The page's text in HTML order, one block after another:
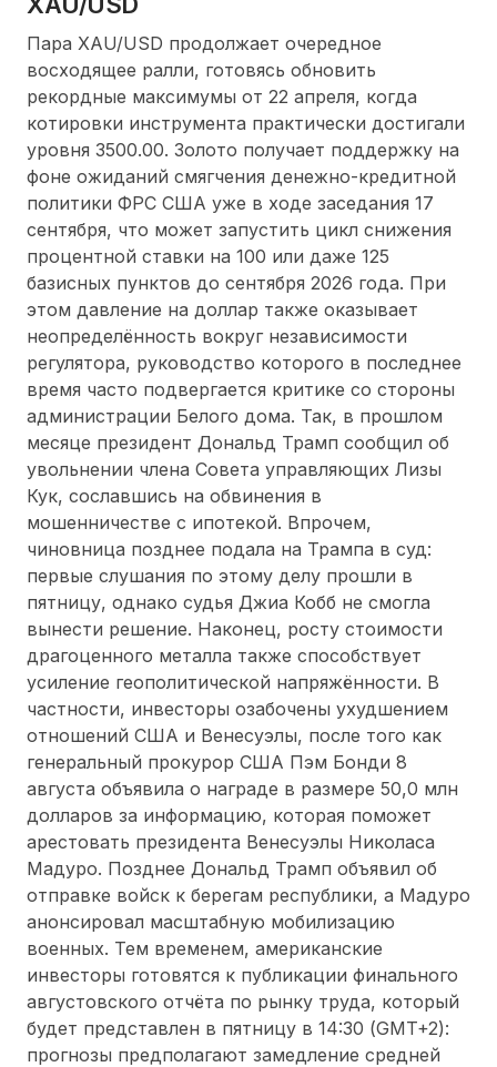
Пара XAU/USD продолжает очередное
восходящее ралли, готовясь обновить
рекордные максимумы от 22 апреля, когда
котировки инструмента практически достигали
уровня 3500.00. Золото получает поддержку на
фоне ожиданий смягчения денежно-кредитной
политики ФРС США уже в ходе заседания 17
сентября, что может запустить цикл снижения
процентной ставки на 100 или даже 125
базисных пунктов до сентября 2026 года. При
этом давление на доллар также оказывает
неопределённость вокруг независимости
регулятора, руководство которого в последнее
время часто подвергается критике со стороны
администрации Белого дома. Так, в прошлом
месяце президент Дональд Трамп сообщил об
увольнении члена Совета управляющих Лизы
Кук, сославшись на обвинения в
мошенничестве с ипотекой. Впрочем,
чиновница позднее подала на Трампа в суд:
первые слушания по этому делу прошли в
пятницу, однако судья Джиа Кобб не смогла
вынести решение. Наконец, росту стоимости
драгоценного металла также способствует
усиление геополитической напряжённости. В
частности, инвесторы озабочены ухудшением
отношений США и Венесуэлы, после того как
генеральный прокурор США Пэм Бонди 8
августа объявила о награде в размере 50,0 млн
долларов за информацию, которая поможет
арестовать президента Венесуэлы Николаса
Мадуро. Позднее Дональд Трамп объявил об
отправке войск к берегам республики, а Мадуро
анонсировал масштабную мобилизацию
военных. Тем временем, американские
инвесторы готовятся к публикации финального
августовского отчёта по рынку труда, который
будет представлен в пятницу в 14:30 (GMT+2):
прогнозы предполагают замедление средней